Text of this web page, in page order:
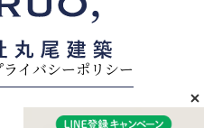
ライバシーポリシー